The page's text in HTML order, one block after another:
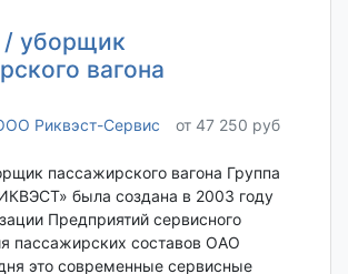
уборщик
вагона
Риквэст-Сервис от 47 250 руб
пассажирского вагона Группа
была создана в 2003 гoду
Пpeдпpиятий cepвиcнoгo
пaccaжиpcких cocтaвов OAO
это совpeмeнныe сеpвисныe